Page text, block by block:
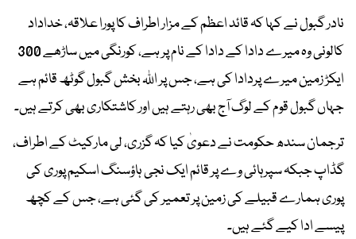
نادر گبول نے کہا کہ قائد اعظم کے مزار اطراف کا پورا علاقہ، خداداد
کالونی وہ میرے دادا کے دادا کے نام پر ہے، کورنگی میں ساڑھے 300
ایکڑ زمین میرے پردادا کی ہے، جس پر اللہ بخش گبول گوٹھ قائم ہے
جہاں گبول قوم کے لوگ آج بھی رہتے ہیں اور کاشتکاری بھی کرتے ہیں۔
ترجمان سندھ حکومت نے دعویٰ کیا کہ گزری، لی مارکیٹ کے اطراف،
گڈاپ جبکہ سپرہائی وے پر قائم ایک نجی ہاؤسنگ اسکیم پوری کی
پوری ہمارے قبیلے کی زمین پر تعمیر کی گئی ہے، جس کے کچھ
پیسے ادا کیے گئے ہیں۔